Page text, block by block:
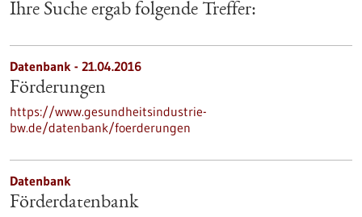
Ihre Suche ergab folgende Treffer:
Datenbank - 21.04.2016
Förderungen
https://www.gesundheitsindustrie-
bw.de/datenbank/foerderungen
Datenbank
Förderdatenbank